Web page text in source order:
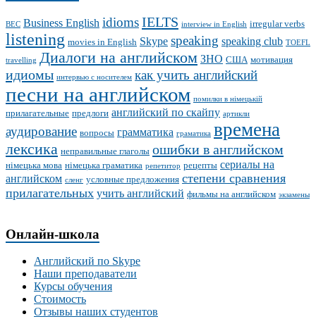
BEC Business English idiomsIELTS interview in English irregular verbs
listening movies in English Skype speaking speaking club TOEFL
travelling Диалоги на английском ЗНО США мотивация
идиомы интервью с носителем как учить английский
песни на английском помилки в німецькій
прилагательные предлоги английский по скайпу артикли
аудирование вопросы грамматика граматика времена
лексика неправильные глаголы ошибки в английском
німецька мова німецька граматика репетитор рецепты сериалы на
английском сленг условные предложения степени сравнения
прилагательных учить английский фильмы на английском экзамены
Онлайн-школа
Английский по Skype
Наши преподаватели
Курсы обучения
Стоимость
Отзывы наших студентов